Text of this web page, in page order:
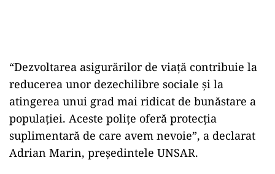
“Dezvoltarea asigurărilor de viaţă contribuie la
reducerea unor dezechilibre sociale şi la
atingerea unui grad mai ridicat de bunăstare a
populaţiei. Aceste poliţe oferă protecţia
suplimentară de care avem nevoie”, a declarat
Adrian Marin, preşedintele UNSAR.